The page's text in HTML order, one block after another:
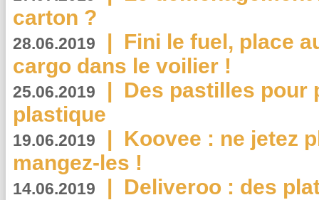
carton ?
28.06.2019 | Fini le fuel, place
cargo dans le voilier !
25.06.2019 | Des pastilles pour
plastique
19.06.2019 | Koovee : ne jetez
mangez-les !
14.06.2019 | Deliveroo : des